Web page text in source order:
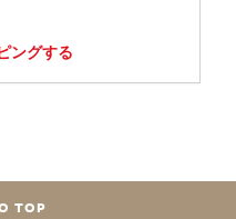
ングする
TOP